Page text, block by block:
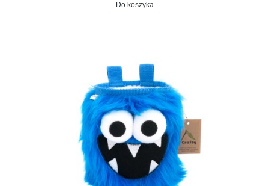
Do koszyka